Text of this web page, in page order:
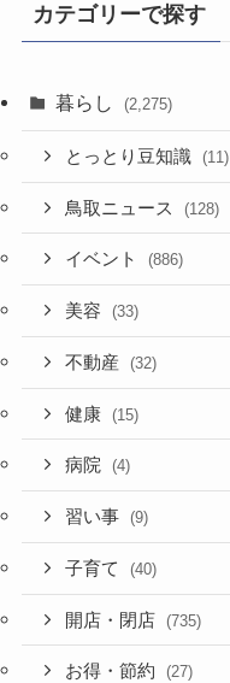
カテゴリーで探す
暮らし (2,275)
とっとり豆知識 (11)
鳥取ニュース (128)
イベント (886)
美容 (33)
不動産 (32)
健康 (15)
病院 (4)
習い事 (9)
子育て (40)
開店・閉店 (735)
お得・節約 (27)